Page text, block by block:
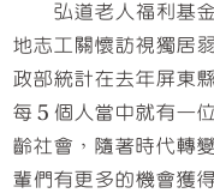
弘道老人福利基金
地志工關懷訪視獨居
政部統計在去年屏東
每５個人當中就有一
齡社會，隨著時代轉
輩們有更多的機會獲